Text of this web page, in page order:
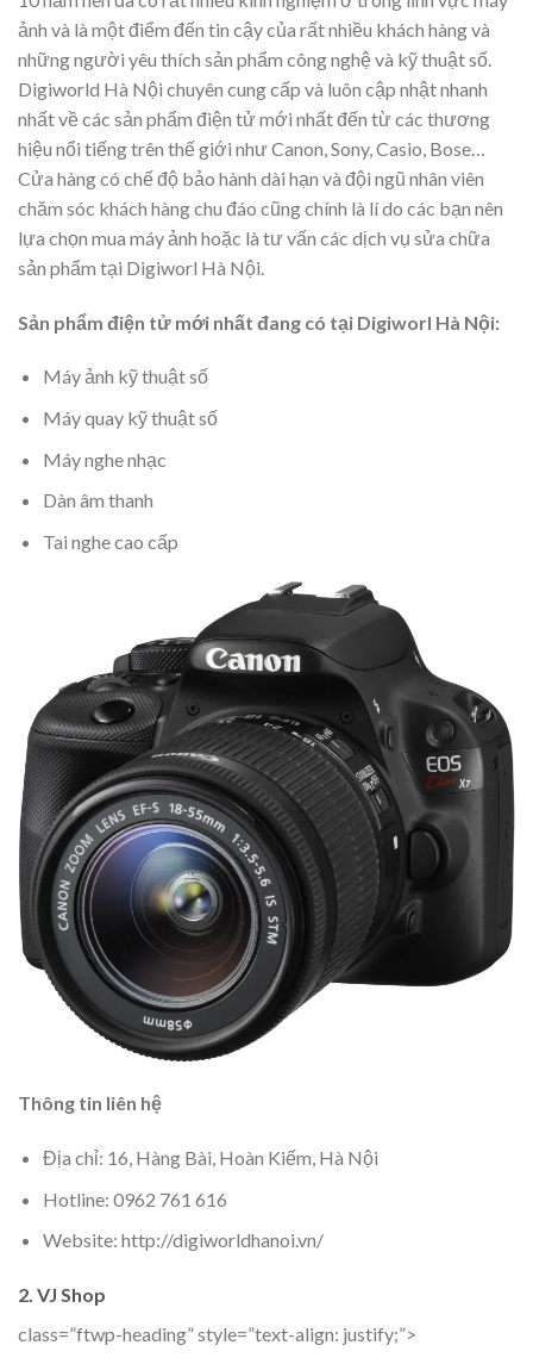
ảnh và là một điểm đến tin cậy của rất nhiều khách hàng và
những người yêu thích sản phẩm công nghệ và kỹ thuật số.
Digiworld Hà Nội chuyên cung cấp và luôn cập nhật nhanh
nhất về các sản phẩm điện tử mới nhất đến từ các thương
hiệu nổi tiếng trên thế giới như Canon, Sony, Casio, Bose…
Cửa hàng có chế độ bảo hành dài hạn và đội ngũ nhân viên
chăm sóc khách hàng chu đáo cũng chính là lí do các bạn nên
lựa chọn mua máy ảnh hoặc là tư vấn các dịch vụ sửa chữa
sản phẩm tại Digiworl Hà Nội.
Sản phẩm điện tử mới nhất đang có tại Digiworl Hà Nội:
Máy ảnh kỹ thuật số
Máy quay kỹ thuật số
Máy nghe nhạc
Dàn âm thanh
Tai nghe cao cấp
Thông tin liên hệ
Địa chỉ: 16, Hàng Bài, Hoàn Kiếm, Hà Nội
Hotline: 0962 761 616
Website: http://digiworldhanoi.vn/
2. VJ Shop
class=”ftwp-heading” style=”text-align: justify;”>